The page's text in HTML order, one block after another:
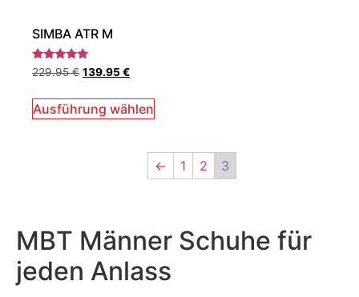
SIMBA ATR M
Bewertet
mit
von 5
229.95€ 139.95€
Ausführung wählen
← 1 2 3
MBT Männer Schuhe für
jeden Anlass